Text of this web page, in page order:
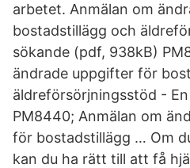
arbetet. Anmälan om
bostadstillägg och
sökande (pdf, 938kB)
ändrade uppgifter för
äldreförsörjningsstöd -
PM8440; Anmälan om
för bostadstillägg … Om
kan du ha rätt till att få